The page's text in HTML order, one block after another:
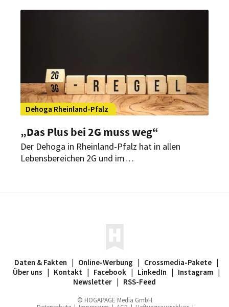
Gleichzeitig stellt der Branchenverband
Dehoga Rheinland-Pfalz
„Das Plus bei 2G muss weg“
Der Dehoga in Rheinland-Pfalz hat in allen
Lebensbereichen 2G und im
Daten & Fakten | Online-Werbung | Crossmedia-Pakete |
Über uns | Kontakt | Facebook | LinkedIn | Instagram |
Newsletter | RSS-Feed
© HOGAPAGE Media GmbH